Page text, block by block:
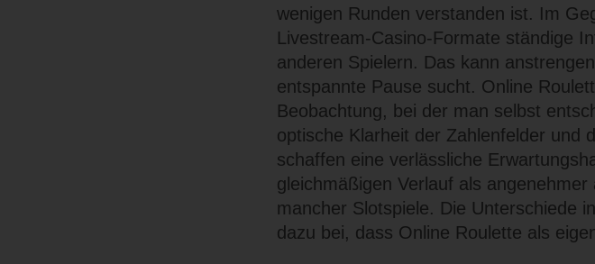
wenigen Runden verstanden ist. Im
Livestream-Casino-Formate ständige
anderen Spielern. Das kann
entspannte Pause sucht. Online
Beobachtung, bei der man selbst
optische Klarheit der Zahlenfelder und
schaffen eine verlässliche
gleichmäßigen Verlauf als
mancher Slotspiele. Die Unterschiede
dazu bei, dass Online Roulette als